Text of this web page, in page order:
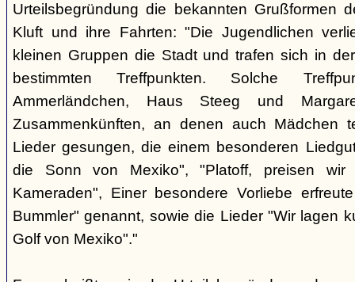
Urteilsbegründung die bekannten Grußformen
Kluft und ihre Fahrten: "Die Jugendlichen
kleinen Gruppen die Stadt und trafen sich in
bestimmten Treffpunkten. Solche
Ammerländchen, Haus Steeg und
Zusammenkünften, an denen auch Mädchen
Lieder gesungen, die einem besonderen
die Sonn von Mexiko", "Platoff, preisen
Kameraden", Einer besondere Vorliebe
Bummler" genannt, sowie die Lieder "Wir lagen
Golf von Mexiko"."